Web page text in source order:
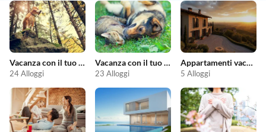
Vacanza con il tuo cane
24 Alloggi
Vacanza con il tuo animale domestico
23 Alloggi
Appartamenti vacanze economici
5 Alloggi